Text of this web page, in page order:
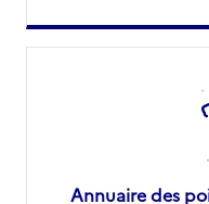
Annuaire des